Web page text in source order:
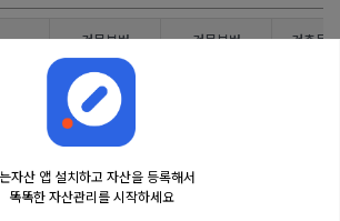
건물본번 건물부번 건축물
225
자산 앱 설치하고 자산을 등록해서
똑똑한 자산관리를 시작하세요